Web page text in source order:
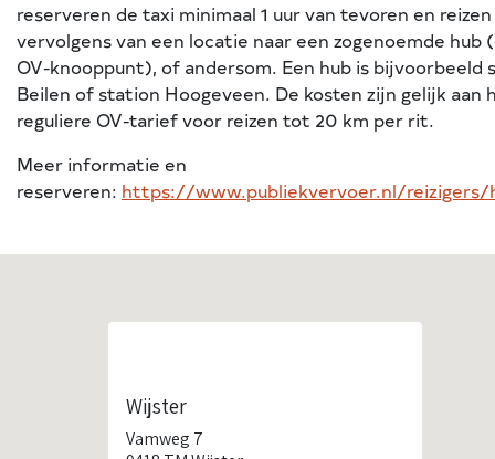
reserveren de taxi minimaal 1 uur van tevoren en reizen
vervolgens van een locatie naar een zogenoemde hub
OV-knooppunt), of andersom. Een hub is bijvoorbeeld
Beilen of station Hoogeveen. De kosten zijn gelijk aan
reguliere OV-tarief voor reizen tot 20 km per rit.
Meer informatie en
reserveren: https://www.publiekvervoer.nl/reizigers/
Wijster
Vamweg 7